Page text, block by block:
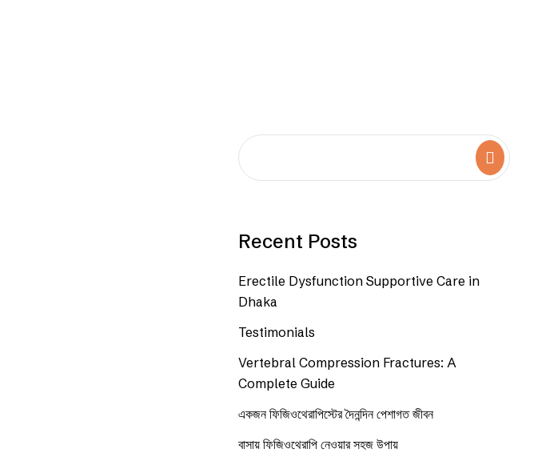
Search
Recent Posts
Erectile Dysfunction Supportive Care in
Dhaka
Testimonials
Vertebral Compression Fractures: A
Complete Guide
একজন ফিজিওথেরাপিস্টের দৈনন্দিন পেশাগত জীবন
বাসায় ফিজিওথেরাপি নেওয়ার সহজ উপায়